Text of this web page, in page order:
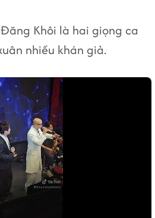
Khôi là hai giọng ca
nhiều khán giả.